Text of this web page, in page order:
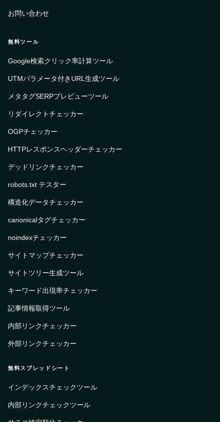
お問い合わせ
無料ツール
Google検索クリック率計算ツール
UTMパラメータ付きURL生成ツール
メタタグSERPプレビューツール
リダイレクトチェッカー
OGPチェッカー
HTTPレスポンスヘッダーチェッカー
デッドリンクチェッカー
robots.txt テスター
構造化データチェッカー
canonicalタグチェッカー
noindexチェッカー
サイトマップチェッカー
サイトツリー生成ツール
キーワード出現率チェッカー
記事情報取得ツール
内部リンクチェッカー
外部リンクチェッカー
無料スプレッドシート
インデックスチェックツール
内部リンクチェックツール